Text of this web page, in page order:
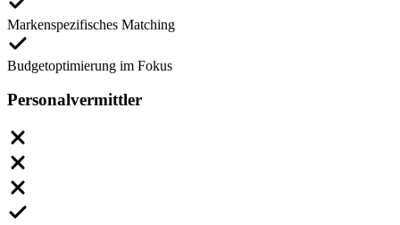
Markenspezifisches Matching
Budgetoptimierung im Fokus
Personalvermittler